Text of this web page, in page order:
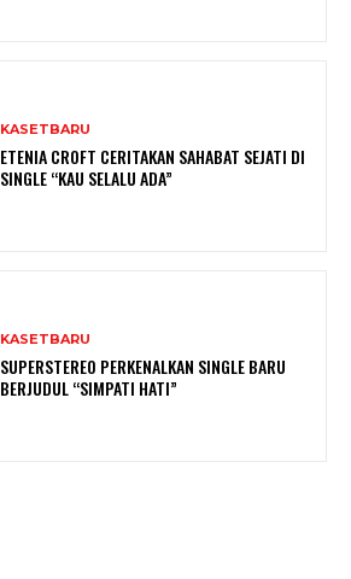
KASETBARU
ETENIA CROFT CERITAKAN SAHABAT SEJATI DI
SINGLE “KAU SELALU ADA”
KASETBARU
SUPERSTEREO PERKENALKAN SINGLE BARU
BERJUDUL “SIMPATI HATI”